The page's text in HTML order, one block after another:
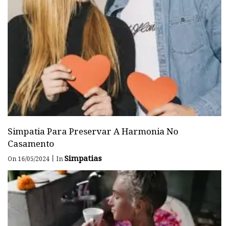
Simpatia Para Preservar A Harmonia No
Casamento
On 16/05/2024 | InSimpatias